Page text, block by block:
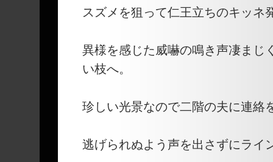
スズメを狙って仁王立ちのキッ
異様を感じた威嚇の鳴き声凄まじ
い枝へ。
珍しい光景なので二階の夫に連絡
逃げられぬよう声を出さずにライ